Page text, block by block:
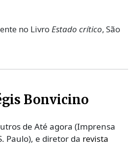
no Livro Estado crítico, São
Bonvicino
de Até agora (Imprensa
Paulo), e diretor da revista